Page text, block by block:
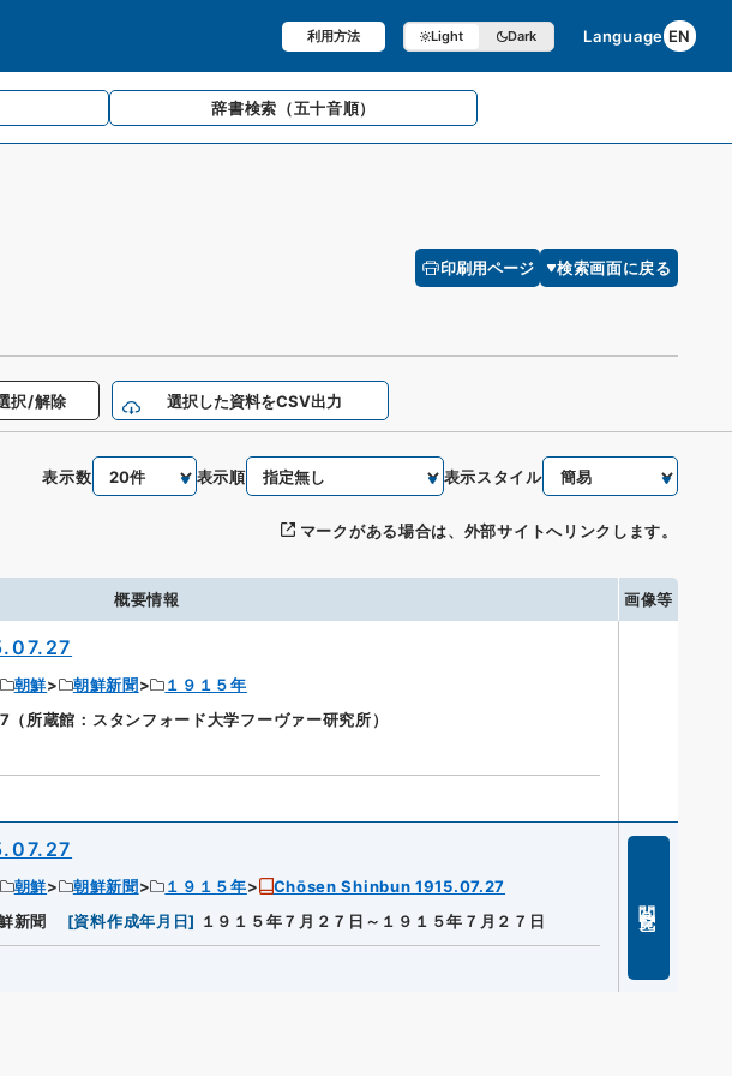
利用方法 Light Dark Language EN
辞書検索 （五十音順）
印刷用ページ 検索画面に戻る
択/解除 選択した資料をCSV出力
表示数 表示順 表示スタイル
マークがある場合は、外部サイトへリンクします。
概要情報 画像等
朝鮮 朝鮮新聞
１９１５年
所蔵館：スタンフォード大学フーヴァー研究所）
朝鮮 朝鮮新聞 １９１５年
Chōsen Shinbun 1915.07.27
新聞 [資料作成年月日] １９１５年７月２７日～１９１５年７月２７日